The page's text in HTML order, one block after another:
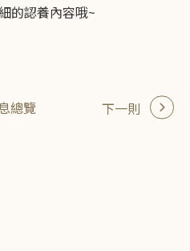
的認養內容哦~
下一則
總覽